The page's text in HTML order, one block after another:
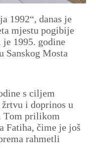
1992“, danas je
mjestu pogibije
1995. godine
Sanskog Mosta
s ciljem
žrtvu i doprinos u
Tom prilikom
Fatiha, čime je još
rahmetli